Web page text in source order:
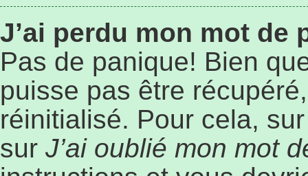
J’ai perdu mon mot de
Pas de panique! Bien
puisse pas être
réinitialisé. Pour cela,
sur J’ai oublié mon mot